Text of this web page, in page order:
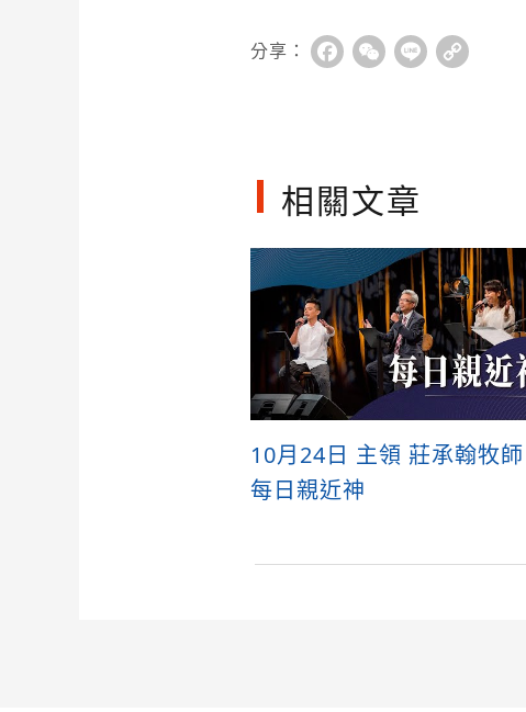
分享： FacebookWeChat
Line
相關文章
10月24日 主領 莊承翰牧師│
每日親近神